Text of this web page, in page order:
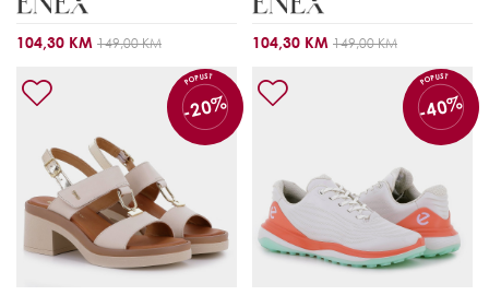
104,30 KM 149,00 KM 104,30 KM 149,00 KM
POPUST
-20%
POPUST
-40%